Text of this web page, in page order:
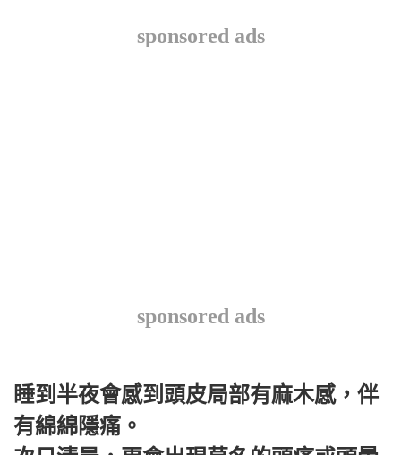
sponsored ads
sponsored ads
睡到半夜會感到頭皮局部有麻木感，伴
有綿綿隱痛。